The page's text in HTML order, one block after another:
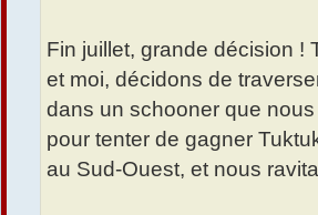
Fin juillet, grande décision !
et moi, décidons de
dans un schooner que
pour tenter de gagner
au Sud-Ouest, et nous